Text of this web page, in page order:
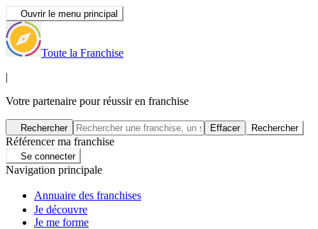
Ouvrir le menu principal
Toute la Franchise
|
Votre partenaire pour réussir en franchise
Rechercher Effacer Rechercher
Référencer ma franchise
Se connecter
Navigation principale
Annuaire des franchises
Je découvre
Je me forme